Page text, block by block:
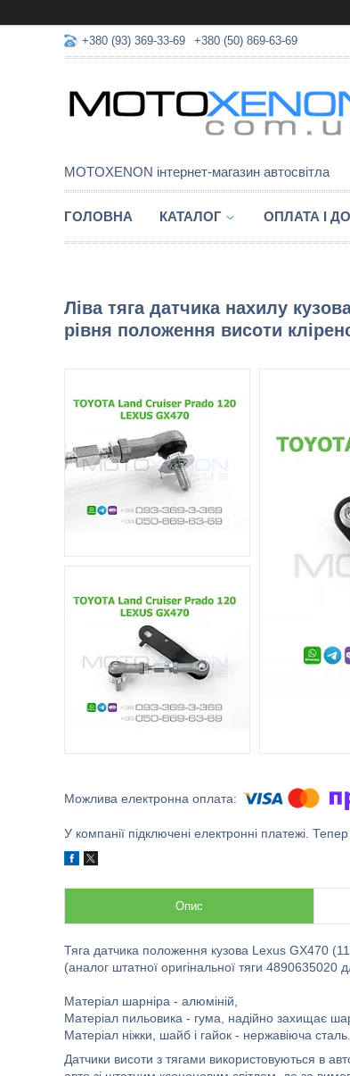
+380 (93) 369-33-69 +380 (50) 869-63-69
MOTOXENON інтернет-магазин автосвітла
ГОЛОВНА КАТАЛОГ ОПЛАТА І
Ліва тяга датчика нахилу
рівня положення висоти
У компанії підключені електронні платежі.
Опис
Тяга датчика положення кузова Lexus GX470
(аналог штатної оригінальної тяги 4890635020
Матеріал шарніра - алюміній,
Матеріал пильовика - гума, надійно захищає
Матеріал ніжки, шайб і гайок - нержавіюча сталь.
Датчики висоти з тягами використовуються в